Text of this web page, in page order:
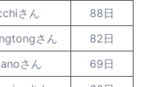
さん
88日
さん
82日
さん
69日